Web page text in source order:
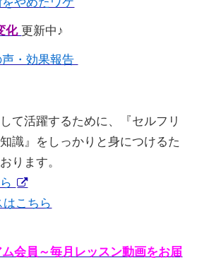
化 更新中♪
・効果報告
て活躍するために、『セルフリ
識』をしっかりと身につけるた
ります。
こちら
会員～毎月レッスン動画をお届